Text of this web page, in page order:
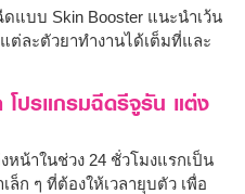
แบบ Skin Booster แนะนำเว้น
ต่ละตัวยาทำงานได้เต็มที่และ
ปรแกรมฉีดรีจูรัน แต่ง
น้าในช่วง 24 ชั่วโมงแรกเป็น
ล็ก ๆ ที่ต้องให้เวลายุบตัว เพื่อ